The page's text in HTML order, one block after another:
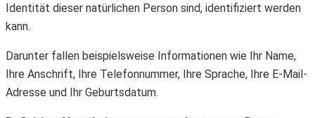
Identität dieser natürlichen Person sind, identifiziert werden
kann.
Darunter fallen beispielsweise Informationen wie Ihr Name,
Ihre Anschrift, Ihre Telefonnummer, Ihre Sprache, Ihre E-Mail-
Adresse und Ihr Geburtsdatum.